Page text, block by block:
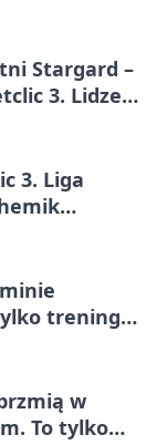
Stargard –
3. Lidze
3. Liga
trening
w
To tylko